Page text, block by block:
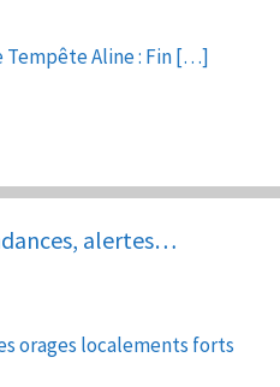
Tempête Aline : Fin[…]
alertes…
orages localements forts